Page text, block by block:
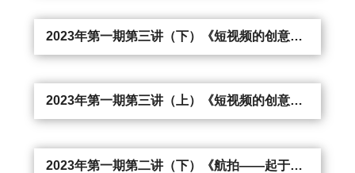
2023年第一期第三讲（下）《短视频的创意思维》
2023年第一期第三讲（上）《短视频的创意思维》
2023年第一期第二讲（下）《航拍——起于技术 归于艺术》